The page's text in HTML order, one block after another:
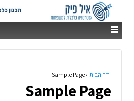
דף הבית ›
Sample Page
Sample Page